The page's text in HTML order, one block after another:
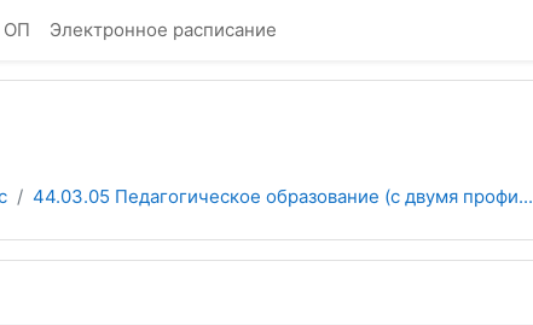
ОП Электронное расписание
44.03.05 Педагогическое образование (с двумя профи...